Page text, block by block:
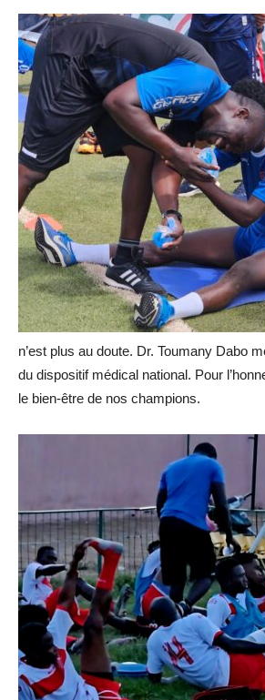
n’est plus au doute. Dr. Toumany Dabo
du dispositif médical national. Pour
le bien-être de nos champions.